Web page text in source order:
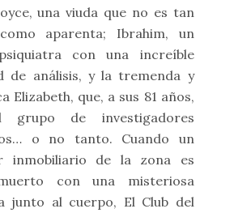
una viuda que no es tan
aparenta; Ibrahim, un
con una increíble
de análisis, y la tremenda y
Elizabeth, que, a sus 81 años,
grupo de investigadores
o no tanto. Cuando un
inmobiliario de la zona es
con una misteriosa
junto al cuerpo, El Club del